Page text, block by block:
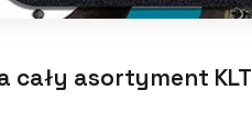
cały asortyment KLT